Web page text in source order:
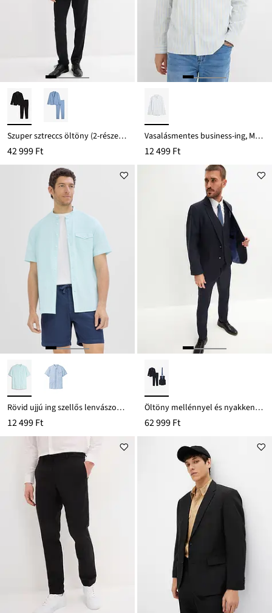
Szuper sztreccs öltöny (2-részes szett), Slim Fit
42 999 Ft
Vasalásmentes business-ing, Modern Fit
12 499 Ft
Rövid ujjú ing szellős lenvászon-keverékből
12 499 Ft
Öltöny mellénnyel és nyakkendővel (4-részes szett), Slim Fit
62 999 Ft